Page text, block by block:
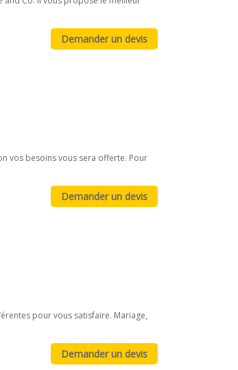
vos besoins vous sera offerte. Pour
pour vous satisfaire. Mariage,